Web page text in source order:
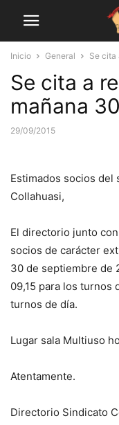
Inicio General Se cita
Se cita a
mañana
29/09/2015
Estimados socios del
Collahuasi,
El directorio junto
socios de carácter
30 de septiembre de
09,15 para los turnos
turnos de día.
Lugar sala Multiuso
Atentamente.
Directorio Sindicato